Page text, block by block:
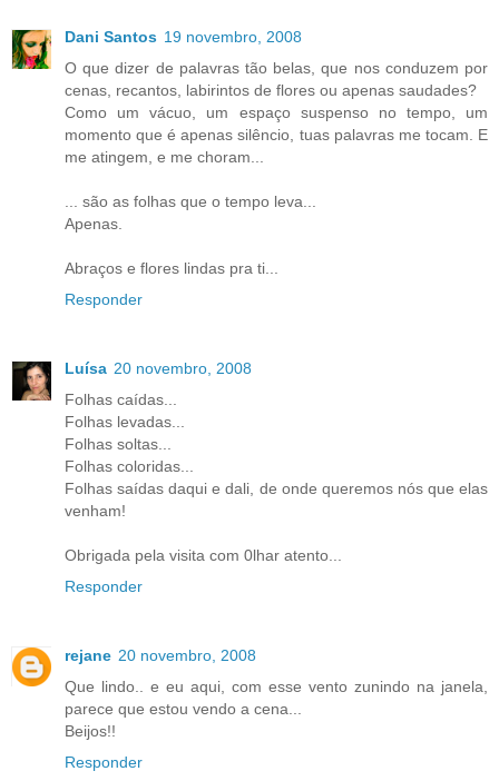
Dani Santos 19 novembro, 2008
O que dizer de palavras tão belas, que nos conduzem por
cenas, recantos, labirintos de flores ou apenas saudades?
Como um vácuo, um espaço suspenso no tempo, um
momento que é apenas silêncio, tuas palavras me tocam. E
me atingem, e me choram...
... são as folhas que o tempo leva...
Apenas.
Abraços e flores lindas pra ti...
Responder
Luísa 20 novembro, 2008
Folhas caídas...
Folhas levadas...
Folhas soltas...
Folhas coloridas...
Folhas saídas daqui e dali, de onde queremos nós que elas
venham!
Obrigada pela visita com 0lhar atento...
Responder
rejane 20 novembro, 2008
Que lindo.. e eu aqui, com esse vento zunindo na janela,
parece que estou vendo a cena...
Beijos!!
Responder